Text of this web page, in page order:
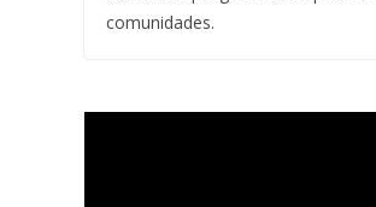
comunidades.